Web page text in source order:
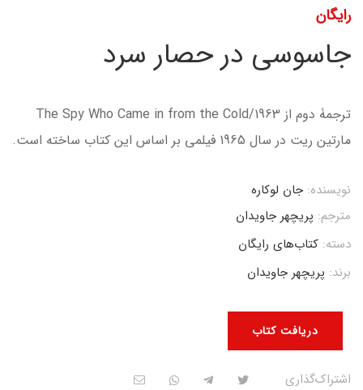
رایگان
جاسوسی در حصار سرد
ترجمۀ دوم از The Spy Who Came in from the Cold/1963
مارتین ریت در سال 1965 فیلمی بر اساس این کتاب ساخته است.
دریافت کتاب
نویسنده: جان لوکاره
مترجم: پریچهر جاویدان
دسته: کتاب‌های رایگان
برند: پریچهر جاویدان
اشتراک‌گذاری